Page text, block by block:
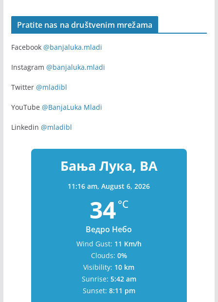
Pratite nas na društvenim mrežama
Facebook @banjaluka.mladi
Instagram @banjaluka.mladi
Twitter @mladibl
YouTube @BanjaLuka Mladi
Linkedin @mladibl
Бања Лука, BA
11:16 am,August 6, 2026
34°C
Ведро Небо
Wind Gust: 11 Km/h
Clouds: 0%
Visibility: 10 km
Sunrise: 5:42 am
Sunset: 8:11 pm